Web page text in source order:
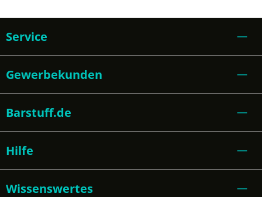
Service
Gewerbekunden
Barstuff.de
Hilfe
Wissenswertes